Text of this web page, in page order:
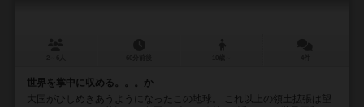
世界を掌中に収める。。。か
大国がひしめきあうようになったこの地球。 これ以上の領土拡張は望